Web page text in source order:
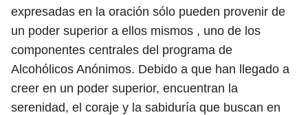
expresadas en la oración sólo pueden provenir de
un poder superior a ellos mismos , uno de los
componentes centrales del programa de
Alcohólicos Anónimos. Debido a que han llegado a
creer en un poder superior, encuentran la
serenidad, el coraje y la sabiduría que buscan en